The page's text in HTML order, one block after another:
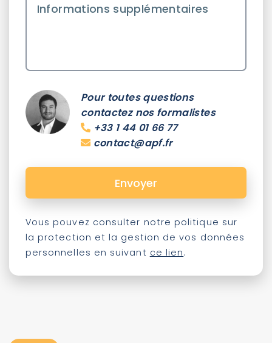
Informations supplémentaires
Pour toutes questions
contactez nos formalistes
+33 1 44 01 66 77
contact@apf.fr
Vous pouvez consulter notre politique sur
la protection et la gestion de vos données
personnelles en suivant ce lien.